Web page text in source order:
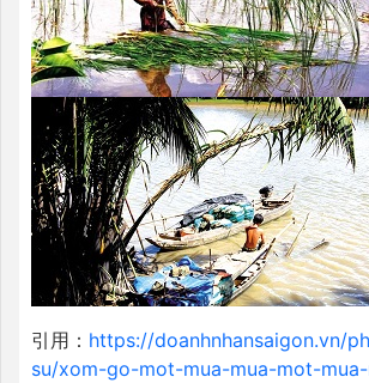
引用： https://doanhnhansaigon.vn/
su/xom-go-mot-mua-mua-mot-